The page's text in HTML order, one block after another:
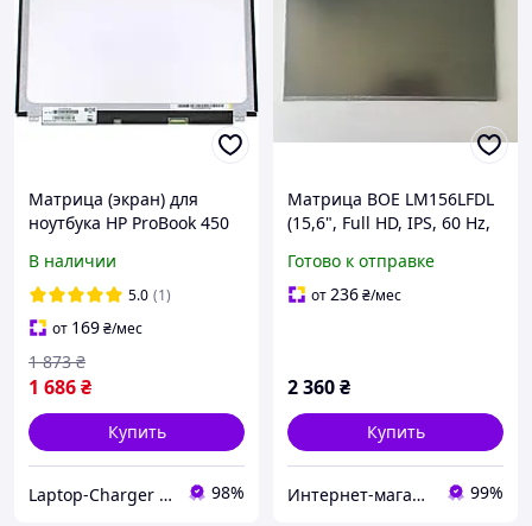
Матрица (экран) для
ноутбука HP ProBook 450
В наличии
5.0 (1)
от 169₴/мес
1 686₴
1 873 ₴
Купить
Laptop-Charger - интернет магазин комплектующих к ноутбукам 98%
Матрица BOE LM156LFDL
(15,6", Full HD, IPS, 60 Hz,
Готово к отправке
от236₴/мес
2 360₴
Купить
Интернет-магазин "Stereopulse" 99%